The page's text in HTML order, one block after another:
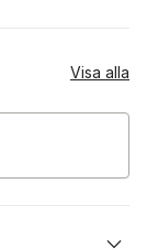
Visa alla